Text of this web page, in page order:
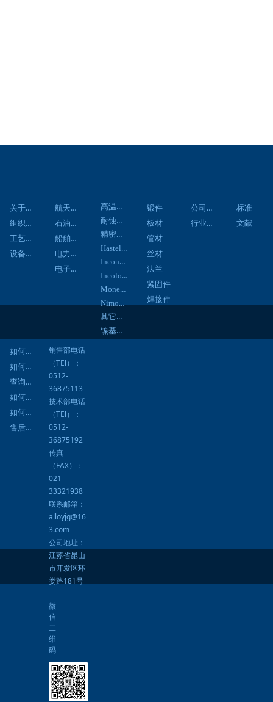
销售部电话
（TEl）：
0512-
36875113
技术部电话
（TEl）：
0512-
36875192
传真
（FAX）：
021-
33321938
联系邮箱：
alloyjg@16
3.com
公司地址：
江苏省昆山
市开发区环
娄路181号
关于我们
组织架构
工艺流程
设备展示
航天航空
石油化工
船舶工程
电力工程
电子通信
高温合金
耐蚀合金
精密合金
Hastelloy合金
Inconel合金
Incoloy合金
Monel合金
Nimonic合金
其它合金
镍基焊材
公司新闻
行业新闻
标准
文献
如何询价
如何订购
查询进度
如何结算
如何提货
售后服务
微
信
二
维
码
锻件
板材
管材
丝材
法兰
紧固件
焊接件